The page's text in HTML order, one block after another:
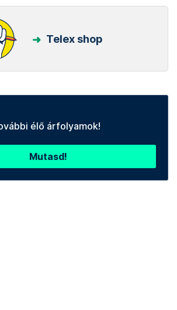
Telex shop
élő árfolyamok!
Mutasd!